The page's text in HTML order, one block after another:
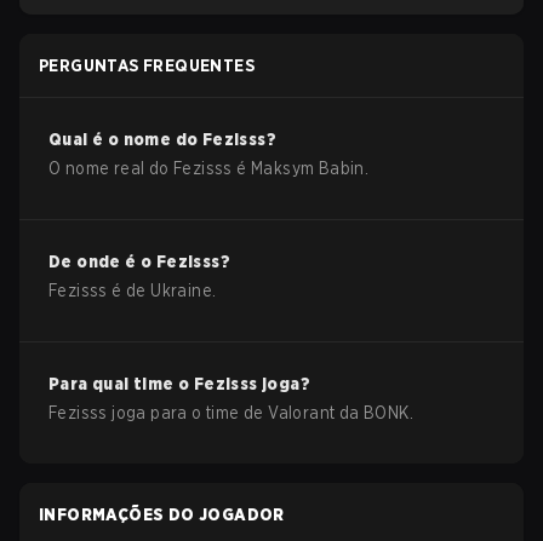
PERGUNTAS FREQUENTES
Qual é o nome do Fezisss?
O nome real do Fezisss é Maksym Babin
De onde é o Fezisss?
Fezisss é de Ukraine
Para qual time o Fezisss joga?
Fezisss joga para o time deValorant da BONK
INFORMAÇÕES DO JOGADOR